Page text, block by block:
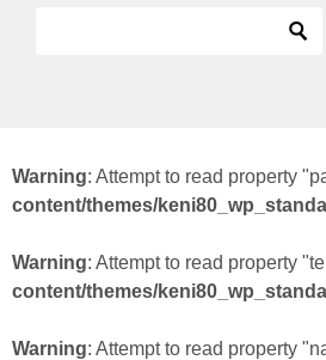
Warning: Attempt to read property
content/themes/
Warning: Attempt to read property
content/themes/
Warning: Attempt to read property